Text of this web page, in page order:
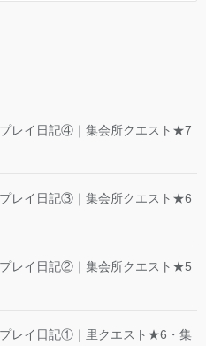
レイ日記④｜集会所クエスト★7
レイ日記③｜集会所クエスト★6
レイ日記②｜集会所クエスト★5
レイ日記①｜里クエスト★6・集